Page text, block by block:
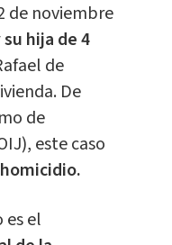
de noviembre
hija de 4
de
De
de
este caso
es el